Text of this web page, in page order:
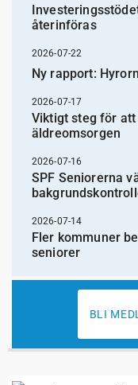
återinföras
2026-07-22
Ny rapport:
2026-07-17
Viktigt steg för
äldreomsorgen
2026-07-16
SPF Seniorerna
2026-07-14
Fler kommuner
seniorer
BLI